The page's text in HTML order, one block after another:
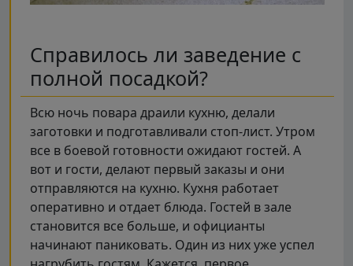
Справилось ли заведение с
полной посадкой?
Всю ночь повара драили кухню, делали
заготовки и подготавливали стоп-лист. Утром
все в боевой готовности ожидают гостей. А
вот и гости, делают первый заказы и они
отправляются на кухню. Кухня работает
оперативно и отдает блюда. Гостей в зале
становится все больше, и официанты
начинают паниковать. Один из них уже успел